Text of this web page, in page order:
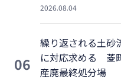
2026.08.04
06
繰り返される土
に対応求める 菱
産廃最終処分場